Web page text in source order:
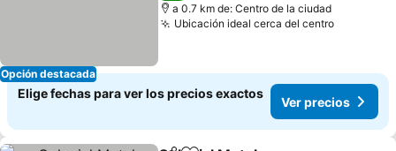
Opción destacada
a 0.7 km de: Centro de la ciudad
Ubicación ideal cerca del centroVer
Elige fechas para ver los precios exactos
Ver precios